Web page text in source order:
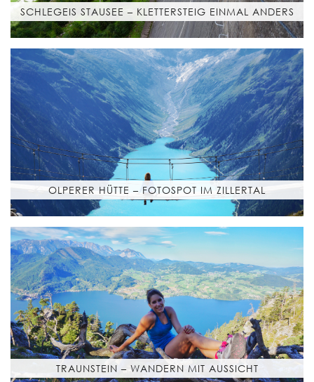
SCHLEGEIS STAUSEE – KLETTERSTEIG EINMAL ANDERS
OLPERER HÜTTE – FOTOSPOT IM ZILLERTAL
TRAUNSTEIN – WANDERN MIT AUSSICHT